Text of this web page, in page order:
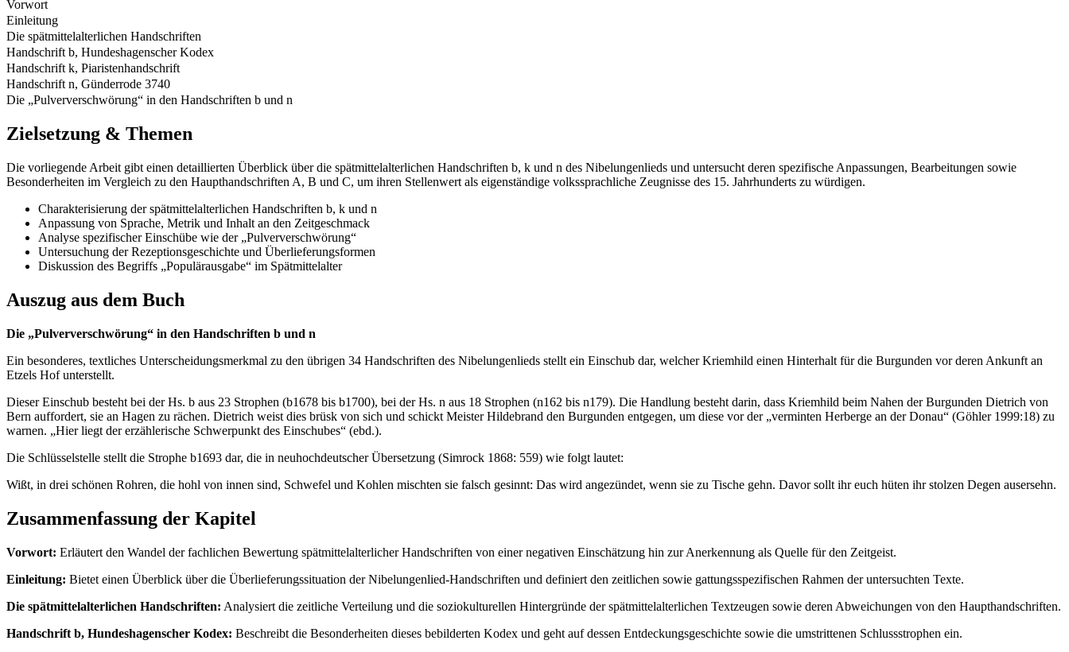
Vorwort
Einleitung
Die spätmittelalterlichen Handschriften
Handschrift b, Hundeshagenscher Kodex
Handschrift k, Piaristenhandschrift
Handschrift n, Günderrode 3740
Die „Pulververschwörung“ in den Handschriften b und n
Zielsetzung & Themen
Die vorliegende Arbeit gibt einen detaillierten Überblick über die spätmittelalterlichen Handschriften b, k und n des Nibelungenlieds und untersucht deren spezifische Anpassungen, Bearbeitungen sowie
Besonderheiten im Vergleich zu den Haupthandschriften A, B und C, um ihren Stellenwert als eigenständige volkssprachliche Zeugnisse des 15. Jahrhunderts zu würdigen.
Charakterisierung der spätmittelalterlichen Handschriften b, k und n
Anpassung von Sprache, Metrik und Inhalt an den Zeitgeschmack
Analyse spezifischer Einschübe wie der „Pulververschwörung“
Untersuchung der Rezeptionsgeschichte und Überlieferungsformen
Diskussion des Begriffs „Populärausgabe“ im Spätmittelalter
Auszug aus dem Buch
Die „Pulververschwörung“ in den Handschriften b und n
Ein besonderes, textliches Unterscheidungsmerkmal zu den übrigen 34 Handschriften des Nibelungenlieds stellt ein Einschub dar, welcher Kriemhild einen Hinterhalt für die Burgunden vor deren Ankunft an
Etzels Hof unterstellt.
Dieser Einschub besteht bei der Hs. b aus 23 Strophen (b1678 bis b1700), bei der Hs. n aus 18 Strophen (n162 bis n179). Die Handlung besteht darin, dass Kriemhild beim Nahen der Burgunden Dietrich von
Bern auffordert, sie an Hagen zu rächen. Dietrich weist dies brüsk von sich und schickt Meister Hildebrand den Burgunden entgegen, um diese vor der „verminten Herberge an der Donau“ (Göhler 1999:18) zu
warnen. „Hier liegt der erzählerische Schwerpunkt des Einschubes“ (ebd.).
Die Schlüsselstelle stellt die Strophe b1693 dar, die in neuhochdeutscher Übersetzung (Simrock 1868: 559) wie folgt lautet:
Wißt, in drei schönen Rohren, die hohl von innen sind, Schwefel und Kohlen mischten sie falsch gesinnt: Das wird angezündet, wenn sie zu Tische gehn. Davor sollt ihr euch hüten ihr stolzen Degen ausersehn.
Zusammenfassung der Kapitel
Vorwort: Erläutert den Wandel der fachlichen Bewertung spätmittelalterlicher Handschriften von einer negativen Einschätzung hin zur Anerkennung als Quelle für den Zeitgeist.
Einleitung: Bietet einen Überblick über die Überlieferungssituation der Nibelungenlied-Handschriften und definiert den zeitlichen sowie gattungsspezifischen Rahmen der untersuchten Texte.
Die spätmittelalterlichen Handschriften: Analysiert die zeitliche Verteilung und die soziokulturellen Hintergründe der spätmittelalterlichen Textzeugen sowie deren Abweichungen von den Haupthandschriften.
Handschrift b, Hundeshagenscher Kodex: Beschreibt die Besonderheiten dieses bebilderten Kodex und geht auf dessen Entdeckungsgeschichte sowie die umstrittenen Schlussstrophen ein.